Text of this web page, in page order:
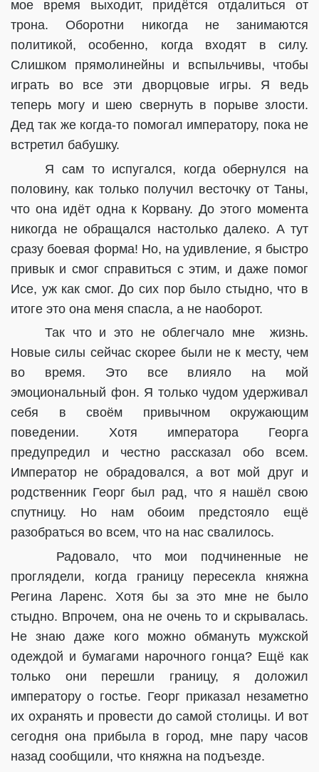
мое время выходит, придётся отдалиться от
трона. Оборотни никогда не занимаются
политикой, особенно, когда входят в силу.
Слишком прямолинейны и вспыльчивы, чтобы
играть во все эти дворцовые игры. Я ведь
теперь могу и шею свернуть в порыве злости.
Дед так же когда-то помогал императору, пока не
встретил бабушку.
Я сам то испугался, когда обернулся на
половину, как только получил весточку от Таны,
что она идёт одна к Корвану. До этого момента
никогда не обращался настолько далеко. А тут
сразу боевая форма! Но, на удивление, я быстро
привык и смог справиться с этим, и даже помог
Исе, уж как смог. До сих пор было стыдно, что в
итоге это она меня спасла, а не наоборот.
Так что и это не облегчало мне жизнь.
Новые силы сейчас скорее были не к месту, чем
во время. Это все влияло на мой
эмоциональный фон. Я только чудом удерживал
себя в своём привычном окружающим
поведении. Хотя императора Георга
предупредил и честно рассказал обо всем.
Император не обрадовался, а вот мой друг и
родственник Георг был рад, что я нашёл свою
спутницу. Но нам обоим предстояло ещё
разобраться во всем, что на нас свалилось.
Радовало, что мои подчиненные не
проглядели, когда границу пересекла княжна
Регина Ларенс. Хотя бы за это мне не было
стыдно. Впрочем, она не очень то и скрывалась.
Не знаю даже кого можно обмануть мужской
одеждой и бумагами нарочного гонца? Ещё как
только они перешли границу, я доложил
императору о гостье. Георг приказал незаметно
их охранять и провести до самой столицы. И вот
сегодня она прибыла в город, мне пару часов
назад сообщили, что княжна на подъезде.